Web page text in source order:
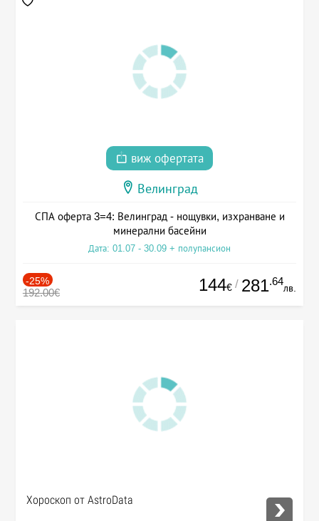
виж офертата
Велинград
СПА оферта 3=4: Велинград - нощувки, изхранване и
минерални басейни
Дата: 01.07 - 30.09 + полупансион
-25%
192.00€ 144€ / 281.64
лв.
Хороскоп от AstroData